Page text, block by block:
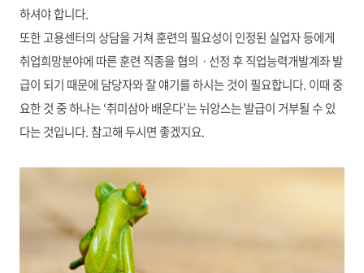
하셔야 합니다.
또한 고용센터의 상담을 거쳐 훈련의 필요성이 인정된 실업자 등에게
취업희망분야에 따른 훈련 직종을 협의ㆍ선정 후 직업능력개발계좌 발
급이 되기 때문에 담당자와 잘 얘기를 하시는 것이 필요합니다. 이때 중
요한 것 중 하나는 ‘취미삼아 배운다’는 뉘앙스는 발급이 거부될 수 있
다는 것입니다. 참고해 두시면 좋겠지요.